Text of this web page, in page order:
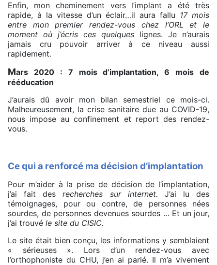
Enfin, mon cheminement vers l’implant a été très
rapide, à la vitesse d’un éclair…il aura fallu 17 mois
entre mon premier rendez-vous chez l’ORL et le
moment où j’écris ces quelques lignes. Je n’aurais
jamais cru pouvoir arriver à ce niveau aussi
rapidement.
Mars 2020 : 7 mois d’implantation, 6 mois de
rééducation
J’aurais dû avoir mon bilan semestriel ce mois-ci.
Malheureusement, la crise sanitaire due au COVID-19,
nous impose au confinement et report des rendez-
vous.
Ce qui a renforcé ma décision d’implantation
Pour m’aider à la prise de décision de l’implantation,
j’ai fait desrecherches sur internet. J’ai lu des
témoignages, pour ou contre, de personnes nées
sourdes, de personnes devenues sourdes … Et un jour,
j’ai trouvé le site du CISIC.
Le site était bien conçu, les informations y semblaient
« sérieuses ». Lors d’un rendez-vous avec
l’orthophoniste du CHU, j’en ai parlé. Il m’a vivement